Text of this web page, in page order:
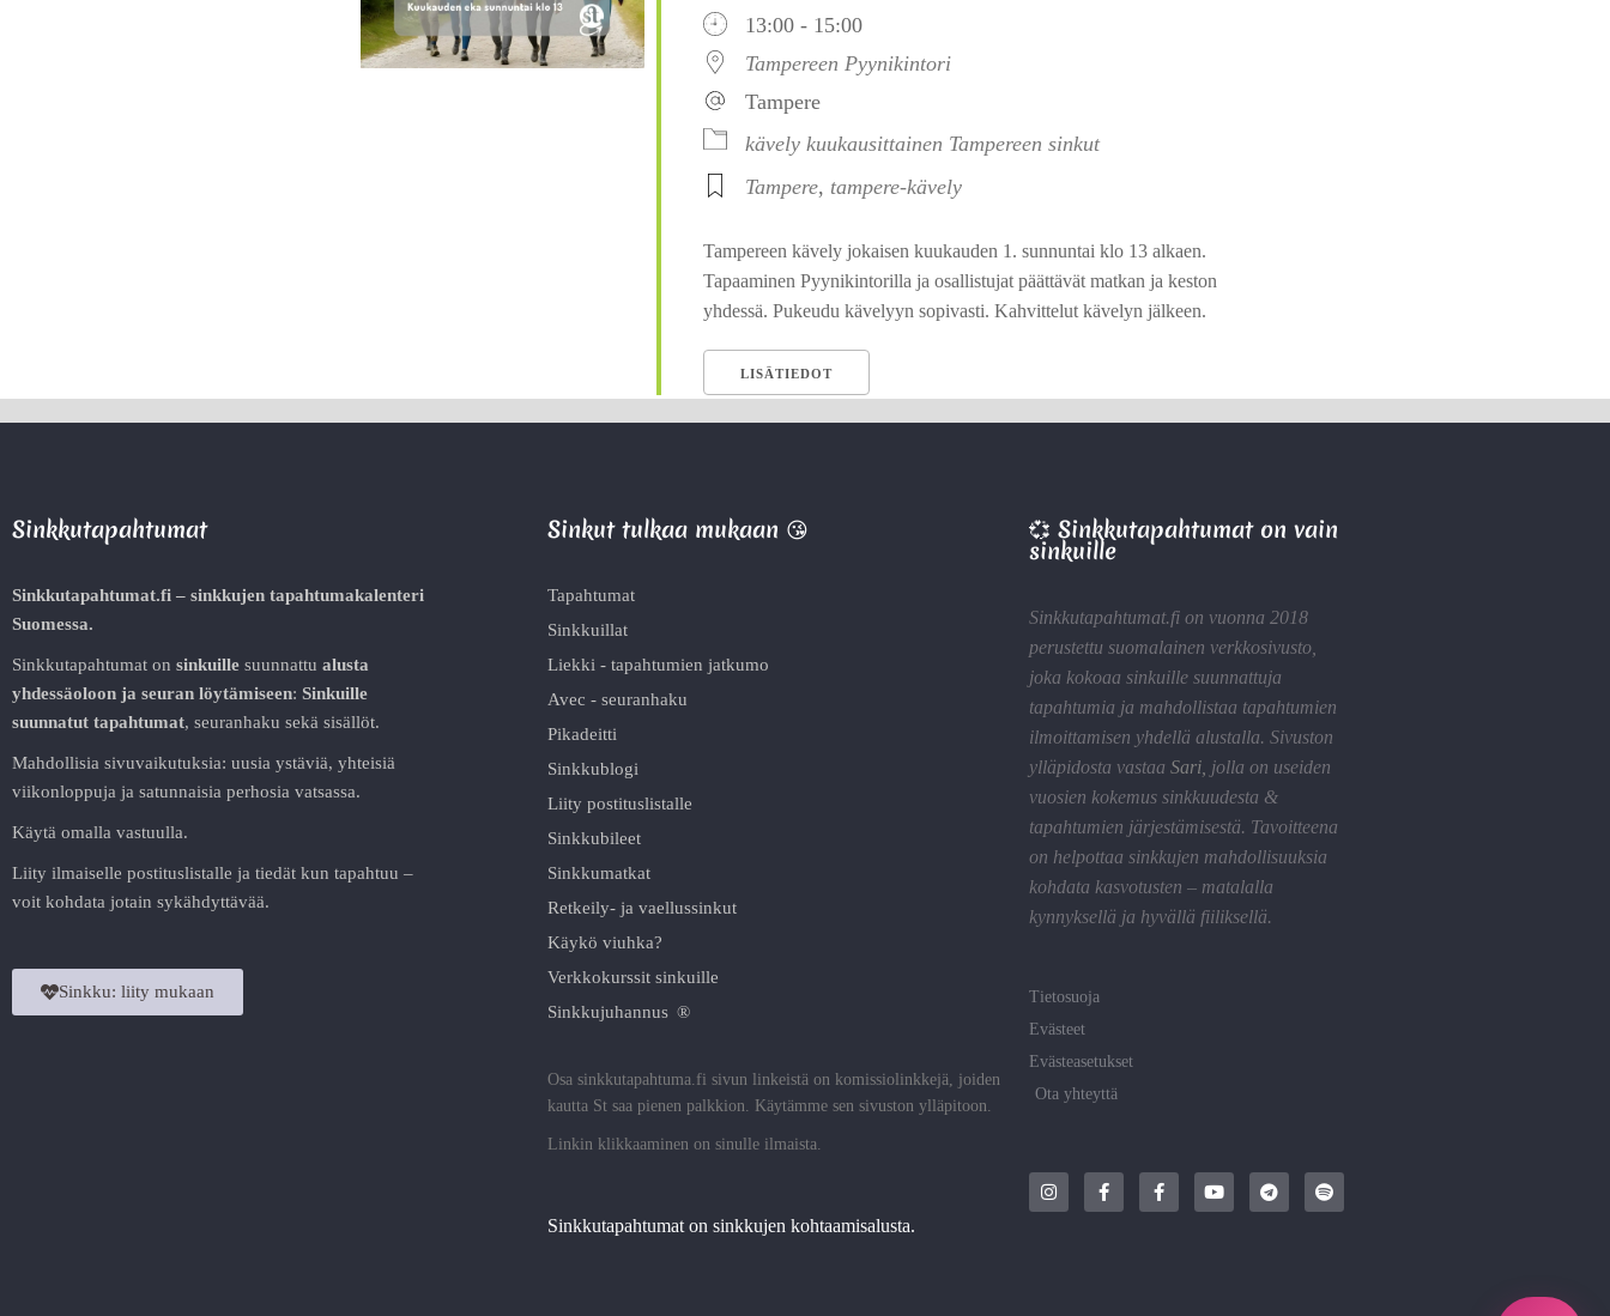
13:00 - 15:00
Tampereen Pyynikintori
Tampere
kävely kuukausittainen Tampereen sinkut
Tampere, tampere-kävely
Tampereen kävely jokaisen kuukauden 1. sunnuntai klo 13 alkaen.
Tapaaminen Pyynikintorilla ja osallistujat päättävät matkan ja keston
yhdessä. Pukeudu kävelyyn sopivasti. Kahvittelut kävelyn jälkeen.
LISÄTIEDOT
Sinkkutapahtumat
Sinkkutapahtumat.fi – sinkkujen tapahtumakalenteri
Suomessa.
Sinkkutapahtumat on sinkuille suunnattu alusta
yhdessäoloon ja seuran löytämiseen: Sinkuille
suunnatut tapahtumat, seuranhaku sekä sisällöt.
Mahdollisia sivuvaikutuksia: uusia ystäviä, yhteisiä
viikonloppuja ja satunnaisia perhosia vatsassa.
Käytä omalla vastuulla.
Liity ilmaiselle postituslistalle ja tiedät kun tapahtuu –
voit kohdata jotain sykähdyttävää.
Sinkku: liity mukaan
Sinkut tulkaa mukaan 😘
Tapahtumat
Sinkkuillat
Liekki - tapahtumien jatkumo
Avec - seuranhaku
Pikadeitti
Sinkkublogi
Liity postituslistalle
Sinkkubileet
Sinkkumatkat
Retkeily- ja vaellussinkut
Käykö viuhka?
Verkkokurssit sinkuille
Sinkkujuhannus ®
Osa sinkkutapahtuma.fi sivun linkeistä on komissiolinkkejä, joiden
kautta St saa pienen palkkion. Käytämme sen sivuston ylläpitoon.
Linkin klikkaaminen on sinulle ilmaista.
Sinkkutapahtumat on sinkkujen kohtaamisalusta.
💞 Sinkkutapahtumat on vain
sinkuille
Sinkkutapahtumat.fi on vuonna 2018
perustettu suomalainen verkkosivusto,
joka kokoaa sinkuille suunnattuja
tapahtumia ja mahdollistaa tapahtumien
ilmoittamisen yhdellä alustalla. Sivuston
ylläpidosta vastaa Sari, jolla on useiden
vuosien kokemus sinkkuudesta &
tapahtumien järjestämisestä. Tavoitteena
on helpottaa sinkkujen mahdollisuuksia
kohdata kasvotusten – matalalla
kynnyksellä ja hyvällä fiiliksellä.
Tietosuoja
Evästeet
Evästeasetukset
Ota yhteyttä